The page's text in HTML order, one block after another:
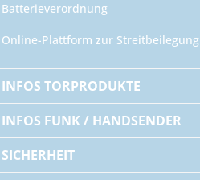
Batterieverordnung
Online-Plattform zur Streitbeilegung
INFOS TORPRODUKTE
INFOS FUNK / HANDSENDER
SICHERHEIT